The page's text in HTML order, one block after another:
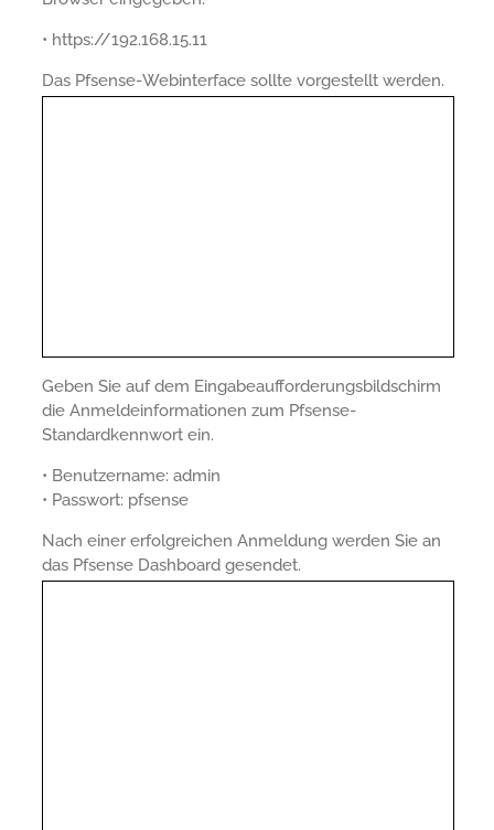
• https://192.168.15.11
Das Pfsense-Webinterface sollte vorgestellt werden.
Geben Sie auf dem Eingabeaufforderungsbildschirm
die Anmeldeinformationen zum Pfsense-
Standardkennwort ein.
• Benutzername: admin
• Passwort: pfsense
Nach einer erfolgreichen Anmeldung werden Sie an
das Pfsense Dashboard gesendet.